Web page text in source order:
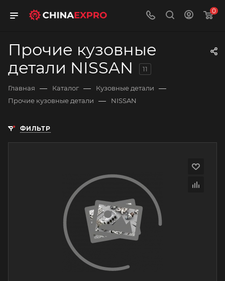
0
Прочие кузовные
детали NISSAN
11
Главная — Каталог — Кузовные детали —
Прочие кузовные детали — NISSAN
ФИЛЬТР